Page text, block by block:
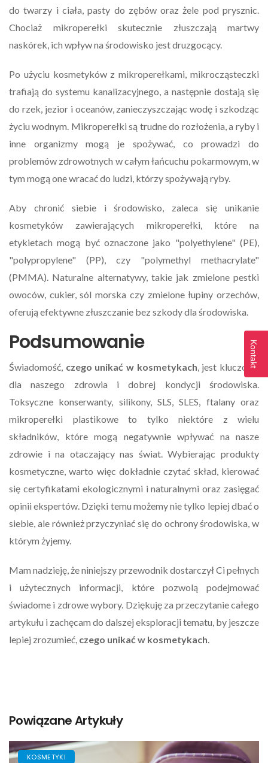
do twarzy i ciała, pasty do zębów oraz żele pod prysznic.
Chociaż mikroperełki skutecznie złuszczają martwy
naskórek, ich wpływ na środowisko jest druzgocący.
Po użyciu kosmetyków z mikroperełkami, mikrocząsteczki
trafiają do systemu kanalizacyjnego, a następnie dostają się
do rzek, jezior i oceanów, zanieczyszczając wodę i szkodząc
życiu wodnym. Mikroperełki są trudne do rozłożenia, a ryby i
inne organizmy mogą je spożywać, co prowadzi do
problemów zdrowotnych w całym łańcuchu pokarmowym, w
tym mogą one wracać do ludzi, którzy spożywają ryby.
Aby chronić siebie i środowisko, zaleca się unikanie
kosmetyków zawierających mikroperełki, które na
etykietach mogą być oznaczone jako "polyethylene" (PE),
"polypropylene" (PP), czy "polymethyl methacrylate"
(PMMA). Naturalne alternatywy, takie jak zmielone pestki
owoców, cukier, sól morska czy zmielone łupiny orzechów,
oferują efektywne złuszczanie bez szkody dla środowiska.
Podsumowanie
Świadomość, czego unikać w kosmetykach, jest kluczowa
dla naszego zdrowia i dobrej kondycji środowiska.
Toksyczne konserwanty, silikony, SLS, SLES, ftalany oraz
mikroperełki plastikowe to tylko niektóre z wielu
składników, które mogą negatywnie wpływać na nasze
zdrowie i na otaczający nas świat. Wybierając produkty
kosmetyczne, warto więc dokładnie czytać skład, kierować
się certyfikatami ekologicznymi i naturalnymi oraz zasięgać
opinii ekspertów. Dzięki temu możemy nie tylko lepiej dbać o
siebie, ale również przyczyniać się do ochrony środowiska, w
którym żyjemy.
Mam nadzieję, że niniejszy przewodnik dostarczył Ci pełnych
i użytecznych informacji, które pozwolą podejmować
świadome i zdrowe wybory. Dziękuję za przeczytanie całego
artykułu i zachęcam do dalszej eksploracji tematu, by jeszcze
lepiej zrozumieć, czego unikać w kosmetykach.
Powiązane Artykuły
KOSMETYKI
Kontakt